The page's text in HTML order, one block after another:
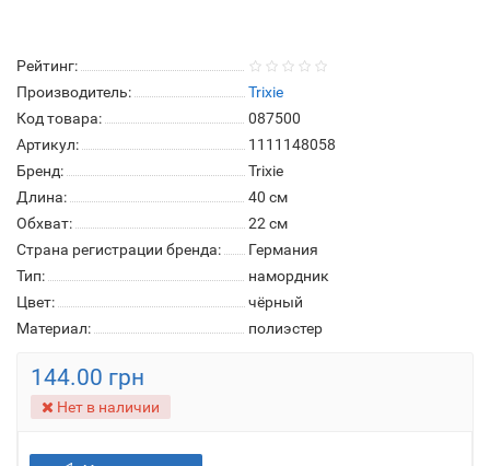
Рейтинг:
Производитель:
Trixie
Код товара:
087500
Артикул:
1111148058
Бренд:
Trixie
Длина:
40 см
Обхват:
22 см
Страна регистрации бренда:
Германия
Тип:
намордник
Цвет:
чёрный
Материал:
полиэстер
144.00 грн
Нет в наличии